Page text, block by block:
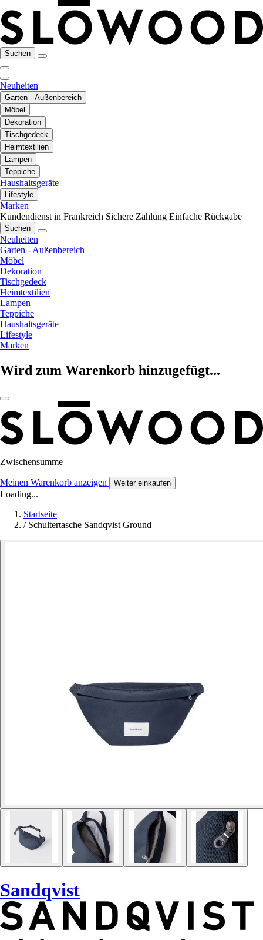
Suchen
Neuheiten
Garten - Außenbereich
Möbel
Dekoration
Tischgedeck
Heimtextilien
Lampen
Teppiche
Haushaltsgeräte
Lifestyle
Marken
Kundendienst in Frankreich Sichere Zahlung Einfache Rückgabe
Suchen
Neuheiten
Garten - Außenbereich
Möbel
Dekoration
Tischgedeck
Heimtextilien
Lampen
Teppiche
Haushaltsgeräte
Lifestyle
Marken
Wird zum Warenkorb hinzugefügt...
Zwischensumme
Meinen Warenkorb anzeigen Weiter einkaufen
Loading...
Startseite
/ Schultertasche Sandqvist Ground
Sandqvist